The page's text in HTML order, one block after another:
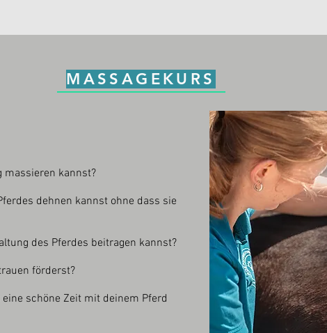
MASSAGEKURS
massieren kannst?
dehnen kannst ohne dass sie
des Pferdes beitragen kannst?
förderst?
schöne Zeit mit deinem Pferd